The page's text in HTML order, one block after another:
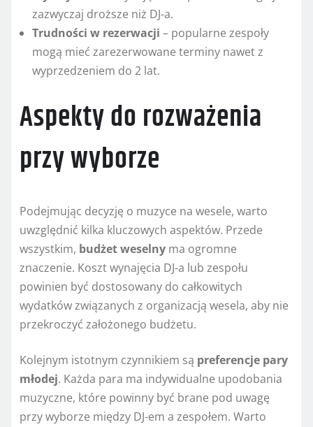
zazwyczaj droższe niż DJ-a.
Trudności w rezerwacji – popularne zespoły
mogą mieć zarezerwowane terminy nawet z
wyprzedzeniem do 2 lat.
Aspekty do rozważenia
przy wyborze
Podejmując decyzję o muzyce na wesele, warto
uwzględnić kilka kluczowych aspektów. Przede
wszystkim, budżet weselny ma ogromne
znaczenie. Koszt wynajęcia DJ-a lub zespołu
powinien być dostosowany do całkowitych
wydatków związanych z organizacją wesela, aby nie
przekroczyć założonego budżetu.
Kolejnym istotnym czynnikiem są preferencje pary
młodej. Każda para ma indywidualne upodobania
muzyczne, które powinny być brane pod uwagę
przy wyborze między DJ-em a zespołem. Warto